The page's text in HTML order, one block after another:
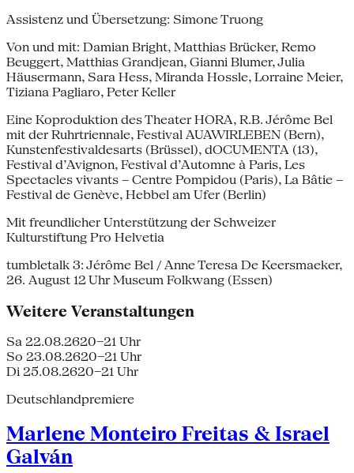
Assistenz und Übersetzung: Simone Truong
Von und mit: Damian Bright, Matthias Brücker, Remo
Beuggert, Matthias Grandjean, Gianni Blumer, Julia
Häusermann, Sara Hess, Miranda Hossle, Lorraine Meier,
Tiziana Pagliaro, Peter Keller
Eine Koproduktion des Theater HORA, R.B. Jérôme Bel
mit der Ruhrtriennale, Festival AUAWIRLEBEN (Bern),
Kunstenfestivaldesarts (Brüssel), dOCUMENTA (13),
Festival d’Avignon, Festival d’Automne à Paris, Les
Spectacles vivants – Centre Pompidou (Paris), La Bâtie –
Festival de Genève, Hebbel am Ufer (Berlin)
Mit freundlicher Unterstützung der Schweizer
Kulturstiftung Pro Helvetia
tumbletalk 3: Jérôme Bel / Anne Teresa De Keersmaeker,
26. August 12 Uhr Museum Folkwang (Essen)
Weitere Veranstaltungen
Sa 22.08.2620–21 Uhr
So 23.08.2620–21 Uhr
Di 25.08.2620–21 Uhr
Deutschlandpremiere
Marlene Monteiro Freitas & Israel
Galván